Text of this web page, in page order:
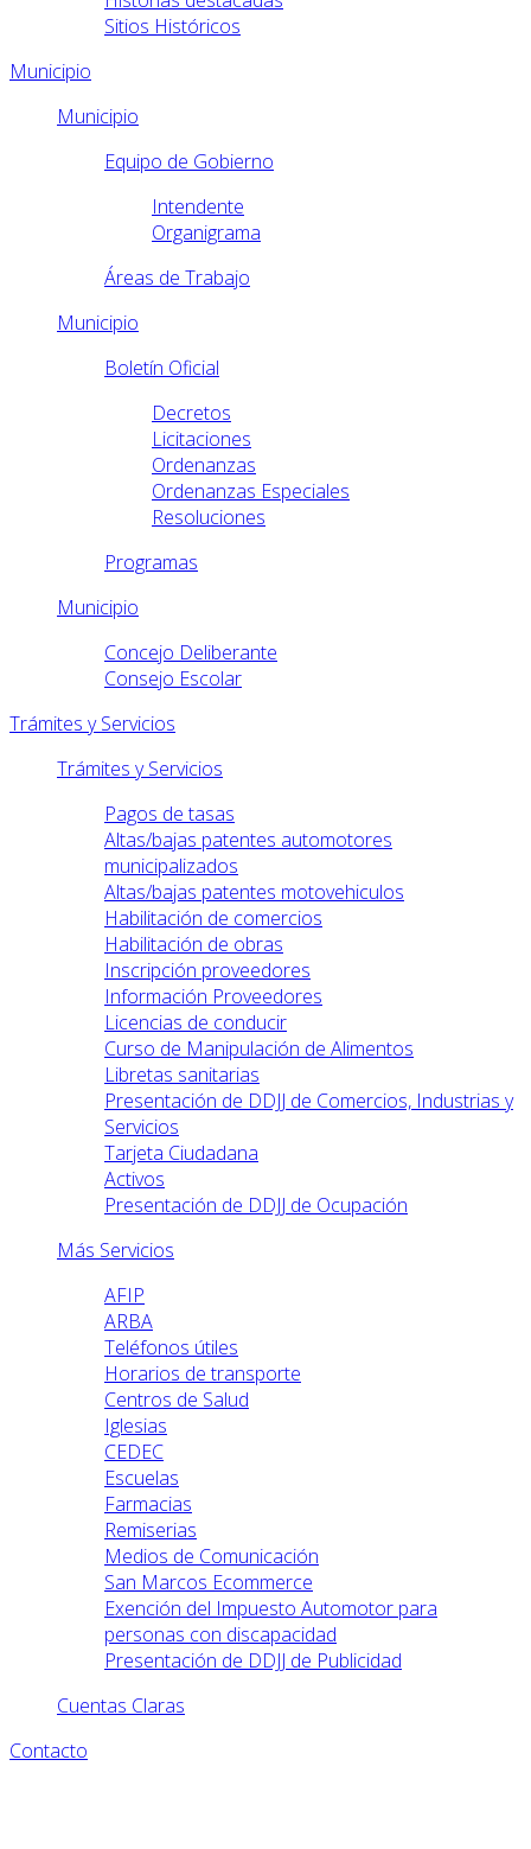
Sitios Históricos
Municipio
Municipio
Equipo de Gobierno
Intendente
Organigrama
Áreas de Trabajo
Municipio
Boletín Oficial
Decretos
Licitaciones
Ordenanzas
Ordenanzas Especiales
Resoluciones
Programas
Municipio
Concejo Deliberante
Consejo Escolar
Trámites y Servicios
Trámites y Servicios
Pagos de tasas
Altas/bajas patentes automotores
municipalizados
Altas/bajas patentes motovehiculos
Habilitación de comercios
Habilitación de obras
Inscripción proveedores
Información Proveedores
Licencias de conducir
Curso de Manipulación de Alimentos
Libretas sanitarias
Presentación de DDJJ de Comercios, Industrias y
Servicios
Tarjeta Ciudadana
Activos
Presentación de DDJJ de Ocupación
Más Servicios
AFIP
ARBA
Teléfonos útiles
Horarios de transporte
Centros de Salud
Iglesias
CEDEC
Escuelas
Farmacias
Remiserias
Medios de Comunicación
San Marcos Ecommerce
Exención del Impuesto Automotor para
personas con discapacidad
Presentación de DDJJ de Publicidad
Cuentas Claras
Contacto